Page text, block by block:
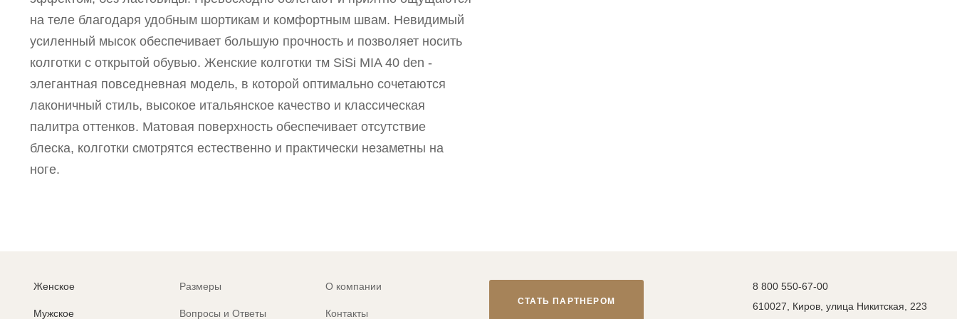
на теле благодаря удобным шортикам и комфортным швам. Невидимый
усиленный мысок обеспечивает большую прочность и позволяет носить
колготки с открытой обувью. Женские колготки тм SiSi MIA 40 den -
элегантная повседневная модель, в которой оптимально сочетаются
лаконичный стиль, высокое итальянское качество и классическая
палитра оттенков. Матовая поверхность обеспечивает отсутствие
блеска, колготки смотрятся естественно и практически незаметны на
ноге.
Женское
Мужское
Размеры
Вопросы и Ответы
О компании
Контакты
СТАТЬ ПАРТНЕРОМ
8 800 550-67-00
610027, Киров, улица Никитская, 223